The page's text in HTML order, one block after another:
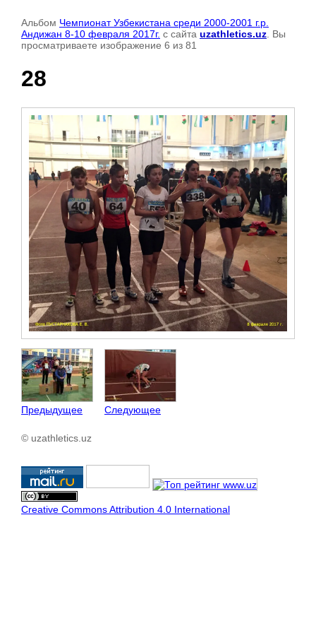
Альбом Чемпионат Узбекистана среди 2000-2001 г.р.
Андижан 8-10 февраля 2017г. с сайта uzathletics.uz . Вы
просматриваете изображение 6 из 81
28
Предыдущее Следующее
© uzathletics.uz
Creative Commons Attribution 4.0 International